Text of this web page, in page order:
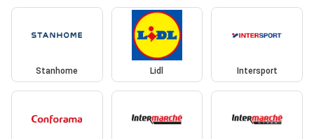
Stanhome Lidl Intersport